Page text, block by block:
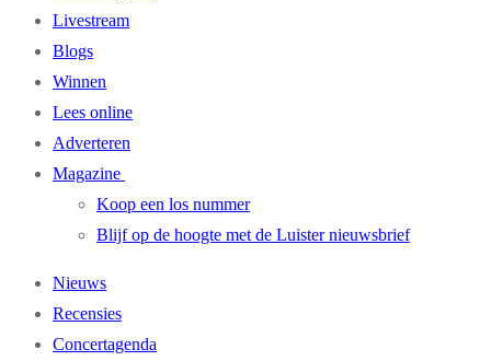
Livestream
Blogs
Winnen
Lees online
Adverteren
Magazine
Koop een los nummer
Blijf op de hoogte met de Luister nieuwsbrief
Nieuws
Recensies
Concertagenda